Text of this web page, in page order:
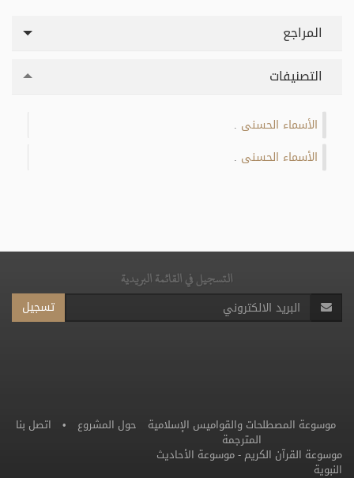
المراجع
التصنيفات
الأسماء الحسنى
الأسماء الحسنى
التسجيل في القائمة البريدية
تسجيل
حول المشروع • اتصل بنا موسوعة المصطلحات والقواميس الإسلامية
المترجمة
موسوعة القرآن الكريم -موسوعة الأحاديث
النبوية